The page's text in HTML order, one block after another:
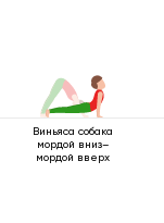
Виньяса собака
мордой вниз–
мордой вверх